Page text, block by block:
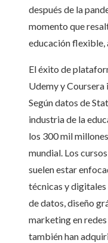
después de la
momento que
educación flexible,
El éxito de
Udemy y Coursera
Según datos de
industria de la
los 300 mil
mundial. Los
suelen estar
técnicas y
de datos, diseño
marketing en
también han